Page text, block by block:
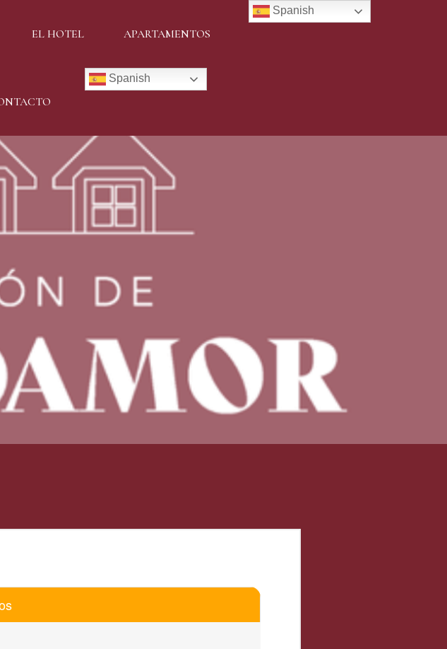
EL HOTEL APARTAMENTOS
Spanish
Spanish